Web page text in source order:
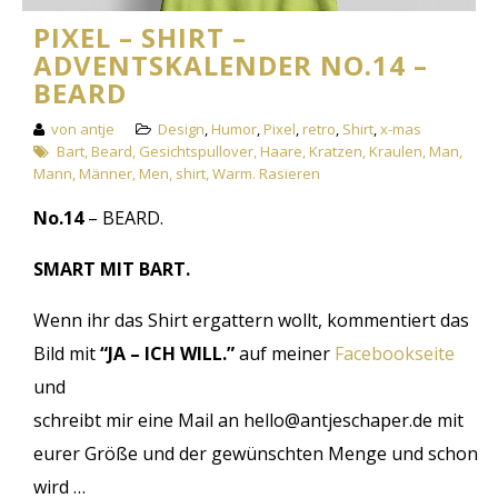
PIXEL – SHIRT –
ADVENTSKALENDER NO.14 –
BEARD
von antje Design,Humor,Pixel,retro, Shirt,x-mas
Bart,Beard, Gesichtspullover,Haare,Kratzen,Kraulen,Man,
Mann,Männer,Men, shirt,Warm. Rasieren
No.14– BEARD.
SMART MIT BART.
Wenn ihr das Shirt ergattern wollt, kommentiert das
Bild mit“JA – ICH WILL.”auf meiner Facebookseite
und
schreibt mir eine Mail an hello@antjeschaper.de mit
eurer Größe und der gewünschten Menge und schon
wird …